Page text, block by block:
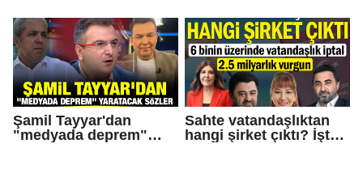
Oldu Neler!
Şamil Tayyar'dan
"medyada deprem"
Sahte vatandaşlıktan
hangi şirket çıktı? İşte